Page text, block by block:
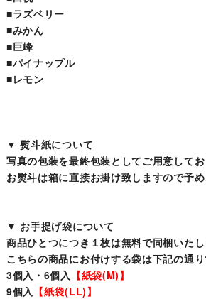
■ラズベリー
■みかん
■巨峰
■パイナップル
■レモン
▼ 熨斗紙について
写真の包装を最終包装としてご用意してお
お熨斗は箱に直接お掛け致しますので予め
▼ お手提げ袋について
商品ひとつにつき１枚は無料で同梱いたし
こちらの商品にお付けする袋は下記の通り
3個入・6個入 【紙袋(M)】
9個入 【紙袋(LL)】